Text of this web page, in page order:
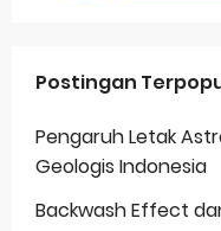
Postingan
Pengaruh Letak
Geologis Indonesia
Backwash Effect